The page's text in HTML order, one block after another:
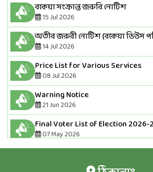
বকেয়া সংক্রান্ত জরুরি নোটিশ
15 Jul 2026
অতীব জরুরী নোটিশ (বকেয়া ডিউস
14 Jul 2026
Price List for Various Services
08 Jul 2026
Warning Notice
21 Jun 2026
Final Voter List of Election 2026-
07 May 2026
someone has been removed from